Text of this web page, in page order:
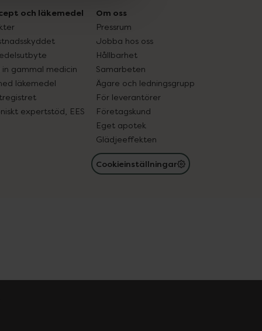
och läkemedel
in gammal medicin
läkemedel
expertstöd, EES
Om oss
Pressrum
Jobba hos oss
Hållbarhet
Samarbeten
Ägare och ledningsgrupp
För leverantörer
Företagskund
Eget apotek
Glädjeeffekten
Cookieinställningar